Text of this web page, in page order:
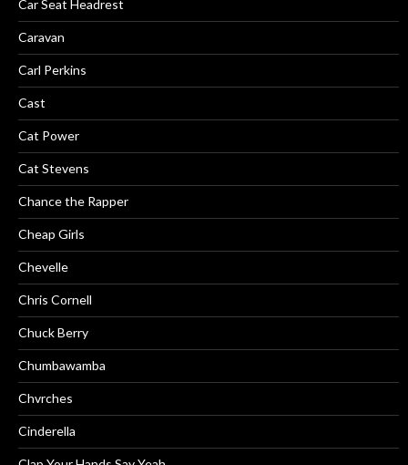
Car Seat Headrest
Caravan
Carl Perkins
Cast
Cat Power
Cat Stevens
Chance the Rapper
Cheap Girls
Chevelle
Chris Cornell
Chuck Berry
Chumbawamba
Chvrches
Cinderella